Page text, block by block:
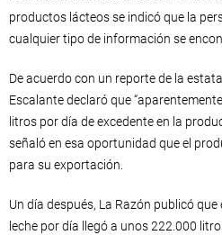
productos lácteos se indicó que la
cualquier tipo de información se
De acuerdo con un reporte de la
Escalante declaró que
litros por día de excedente en la
señaló en esa oportunidad que el
para su exportación.
Un día después, La Razón publicó
leche por día llegó a unos 222.000